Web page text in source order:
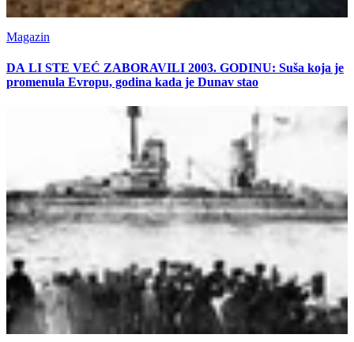
Magazin
DA LI STE VEĆ ZABORAVILI 2003. GODINU: Suša koja je
promenula Evropu, godina kada je Dunav stao